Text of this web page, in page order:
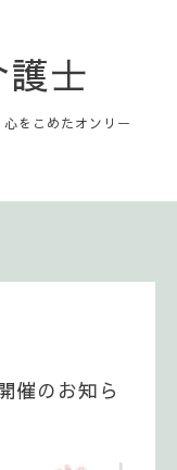
士
をこめたオンリー
催のお知ら